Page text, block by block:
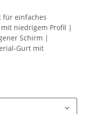
für einfaches
niedrigem Profil |
Schirm |
Gurt mit